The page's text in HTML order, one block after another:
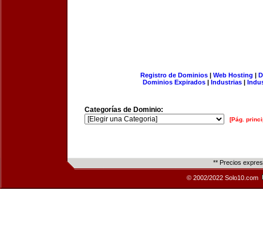
Registro de Dominios| Web Hosting |
Dominios Expirados | Industrias |
Categorías de Dominio:
[Pág.
** Precios
© 2002/2022 Solo10.com